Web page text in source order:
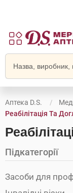
Аптека D.S.
Реабілітація Та
Підкатегорії
Засоби для